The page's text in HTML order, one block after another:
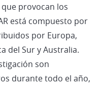
provocan los
está compuesto por
por Europa,
del Sur y Australia.
son
durante todo el año,